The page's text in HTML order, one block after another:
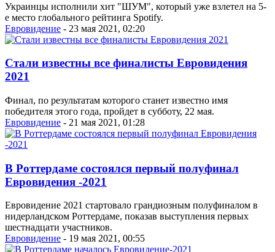
Украинцы исполнили хит "ШУМ", который уже взлетел на 5-
е место глобального рейтинга Spotify.
Евровидение - 23 мая 2021, 02:20
Стали известны все финалисты Евровидения
2021
Финал, по результатам которого станет известно имя
победителя этого года, пройдет в субботу, 22 мая.
Евровидение - 21 мая 2021, 01:28
В Роттердаме состоялся первый полуфинал
Евровидения -2021
Евровидение 2021 стартовало грандиозным полуфиналом в
нидерландском Роттердаме, показав выступления первых
шестнадцати участников.
Евровидение - 19 мая 2021, 00:55